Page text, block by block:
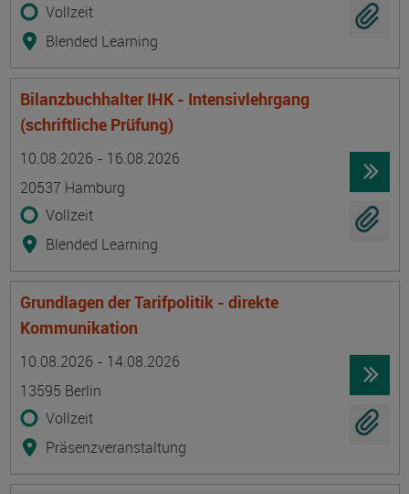
Vollzeit
Blended Learning
Bilanzbuchhalter IHK - Intensivlehrgang
(schriftliche Prüfung)
10.08.2026 - 16.08.2026
20537 Hamburg
Vollzeit
Blended Learning
Grundlagen der Tarifpolitik - direkte
Kommunikation
10.08.2026 - 14.08.2026
13595 Berlin
Vollzeit
Präsenzveranstaltung